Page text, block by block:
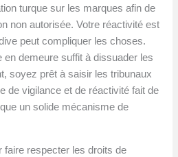
turque sur les marques afin de
non autorisée. Votre réactivité est
peut compliquer les choses.
demeure suffit à dissuader les
soyez prêt à saisir les tribunaux
de vigilance et de réactivité fait de
un solide mécanisme de
faire respecter les droits de